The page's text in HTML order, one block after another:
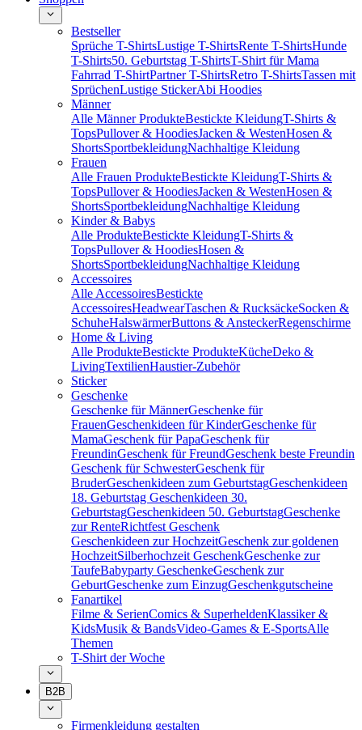
Bestseller
Sprüche T-ShirtsLustige T-ShirtsRente T-ShirtsHunde
T-Shirts50. Geburtstag T-ShirtsT-Shirt für Mama
Fahrrad T-ShirtPartner T-ShirtsRetro T-ShirtsTassen mit
SprüchenLustige StickerAbi Hoodies
Männer
Alle Männer ProdukteBestickte KleidungT-Shirts &
TopsPullover & HoodiesJacken & WestenHosen &
ShortsSportbekleidungNachhaltige Kleidung
Frauen
Alle Frauen ProdukteBestickte KleidungT-Shirts &
TopsPullover & HoodiesJacken & WestenHosen &
ShortsSportbekleidungNachhaltige Kleidung
Kinder & Babys
Alle ProdukteBestickte KleidungT-Shirts &
TopsPullover & HoodiesHosen &
ShortsSportbekleidungNachhaltige Kleidung
Accessoires
Alle AccessoiresBestickte
AccessoiresHeadwearTaschen & RucksäckeSocken &
SchuheHalswärmerButtons & AnsteckerRegenschirme
Home & Living
Alle ProdukteBestickte ProdukteKücheDeko &
LivingTextilienHaustier-Zubehör
Sticker
Geschenke
Geschenke für MännerGeschenke für
FrauenGeschenkideen für KinderGeschenke für
MamaGeschenk für PapaGeschenk für
FreundinGeschenk für FreundGeschenk beste Freundin
Geschenk für SchwesterGeschenk für
BruderGeschenkideen zum GeburtstagGeschenkideen
18. Geburtstag Geschenkideen 30.
GeburtstagGeschenkideen 50. GeburtstagGeschenke
zur RenteRichtfest Geschenk
Geschenkideen zur HochzeitGeschenk zur goldenen
HochzeitSilberhochzeit GeschenkGeschenke zur
TaufeBabyparty GeschenkeGeschenk zur
GeburtGeschenke zum EinzugGeschenkgutscheine
Fanartikel
Filme & SerienComics & SuperheldenKlassiker &
KidsMusik & BandsVideo-Games & E-SportsAlle
Themen
T-Shirt der Woche
B2B
Firmenkleidung gestalten